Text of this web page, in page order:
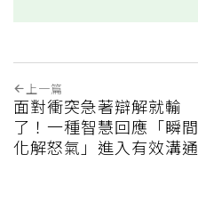
上一篇
面對衝突急著辯解就輸
了！一種智慧回應「瞬間
化解怒氣」進入有效溝通